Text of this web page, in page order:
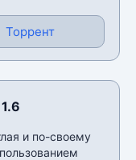
Торрент
и по-своему